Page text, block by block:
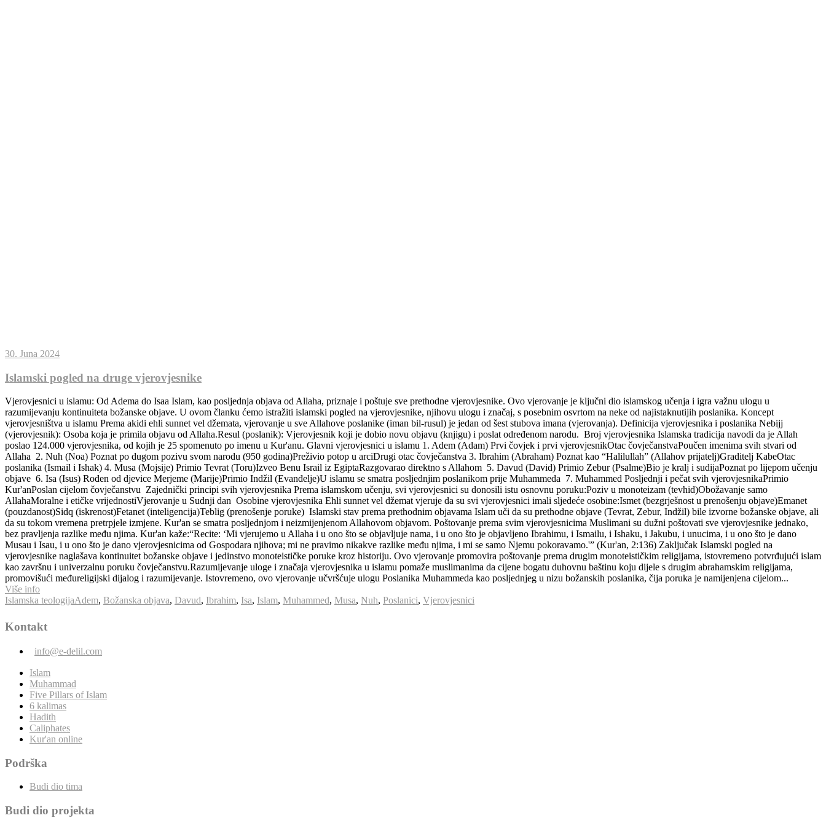
30. Juna 2024
Islamski pogled na druge vjerovjesnike
Vjerovjesnici u islamu: Od Adema do Isaa Islam, kao posljednja objava od Allaha, priznaje i poštuje sve prethodne vjerovjesnike. Ovo vjerovanje je ključni dio islamskog učenja i igra važnu ulogu u
razumijevanju kontinuiteta božanske objave. U ovom članku ćemo istražiti islamski pogled na vjerovjesnike, njihovu ulogu i značaj, s posebnim osvrtom na neke od najistaknutijih poslanika. Koncept
vjerovjesništva u islamu Prema akidi ehli sunnet vel džemata, vjerovanje u sve Allahove poslanike (iman bil-rusul) je jedan od šest stubova imana (vjerovanja). Definicija vjerovjesnika i poslanika Nebijj
(vjerovjesnik): Osoba koja je primila objavu od Allaha.Resul (poslanik): Vjerovjesnik koji je dobio novu objavu (knjigu) i poslat određenom narodu. Broj vjerovjesnika Islamska tradicija navodi da je Allah
poslao 124.000 vjerovjesnika, od kojih je 25 spomenuto po imenu u Kur'anu. Glavni vjerovjesnici u islamu 1. Adem (Adam) Prvi čovjek i prvi vjerovjesnikOtac čovječanstvaPoučen imenima svih stvari od
Allaha 2. Nuh (Noa) Poznat po dugom pozivu svom narodu (950 godina)Preživio potop u arciDrugi otac čovječanstva 3. Ibrahim (Abraham) Poznat kao “Halilullah” (Allahov prijatelj)Graditelj KabeOtac
poslanika (Ismail i Ishak) 4. Musa (Mojsije) Primio Tevrat (Toru)Izveo Benu Israil iz EgiptaRazgovarao direktno s Allahom 5. Davud (David) Primio Zebur (Psalme)Bio je kralj i sudijaPoznat po lijepom učenju
objave 6. Isa (Isus) Rođen od djevice Merjeme (Marije)Primio Indžil (Evanđelje)U islamu se smatra posljednjim poslanikom prije Muhammeda 7. Muhammed Posljednji i pečat svih vjerovjesnikaPrimio
Kur'anPoslan cijelom čovječanstvu Zajednički principi svih vjerovjesnika Prema islamskom učenju, svi vjerovjesnici su donosili istu osnovnu poruku:Poziv u monoteizam (tevhid)Obožavanje samo
AllahaMoralne i etičke vrijednostiVjerovanje u Sudnji dan Osobine vjerovjesnika Ehli sunnet vel džemat vjeruje da su svi vjerovjesnici imali sljedeće osobine:Ismet (bezgrješnost u prenošenju objave)Emanet
(pouzdanost)Sidq (iskrenost)Fetanet (inteligencija)Teblig (prenošenje poruke) Islamski stav prema prethodnim objavama Islam uči da su prethodne objave (Tevrat, Zebur, Indžil) bile izvorne božanske objave, ali
da su tokom vremena pretrpjele izmjene. Kur'an se smatra posljednjom i neizmijenjenom Allahovom objavom. Poštovanje prema svim vjerovjesnicima Muslimani su dužni poštovati sve vjerovjesnike jednako,
bez pravljenja razlike među njima. Kur'an kaže:“Recite: ‘Mi vjerujemo u Allaha i u ono što se objavljuje nama, i u ono što je objavljeno Ibrahimu, i Ismailu, i Ishaku, i Jakubu, i unucima, i u ono što je dano
Musau i Isau, i u ono što je dano vjerovjesnicima od Gospodara njihova; mi ne pravimo nikakve razlike među njima, i mi se samo Njemu pokoravamo.'” (Kur'an, 2:136) Zaključak Islamski pogled na
vjerovjesnike naglašava kontinuitet božanske objave i jedinstvo monoteističke poruke kroz historiju. Ovo vjerovanje promovira poštovanje prema drugim monoteističkim religijama, istovremeno potvrđujući islam
kao završnu i univerzalnu poruku čovječanstvu.Razumijevanje uloge i značaja vjerovjesnika u islamu pomaže muslimanima da cijene bogatu duhovnu baštinu koju dijele s drugim abrahamskim religijama,
promovišući međureligijski dijalog i razumijevanje. Istovremeno, ovo vjerovanje učvršćuje ulogu Poslanika Muhammeda kao posljednjeg u nizu božanskih poslanika, čija poruka je namijenjena cijelom...
Više info
Islamska teologijaAdem, Božanska objava, Davud, Ibrahim, Isa, Islam, Muhammed, Musa, Nuh, Poslanici, Vjerovjesnici
Kontakt
info@e-delil.com
Islam
Muhammad
Five Pillars of Islam
6 kalimas
Hadith
Caliphates
Kur'an online
Podrška
Budi dio tima
Budi dio projekta